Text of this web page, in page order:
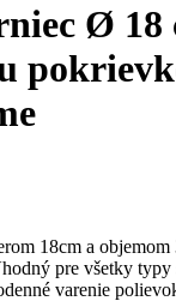
Ø 18
18cm a objemom
pre všetky typy
varenie